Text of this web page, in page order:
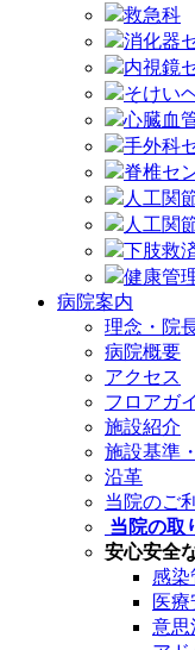
救急科
消化器
内視鏡
そけい
心臓血
手外科
脊椎セ
人工関
人工関
下肢救
健康管
病院案内
理念・院
病院概要
アクセス
フロアガ
施設紹介
施設基準
沿革
当院のご
当院の取
安心安全
感染
医
意思